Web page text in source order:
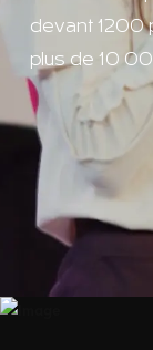
devant 1200
plus de 10